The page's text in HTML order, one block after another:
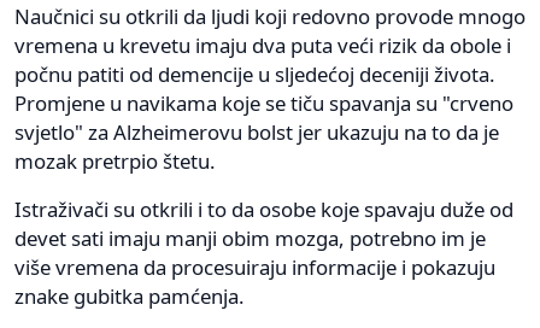
Naučnici su otkrili da ljudi koji redovno provode mnogo
vremena u krevetu imaju dva puta veći rizik da obole i
počnu patiti od demencije u sljedećoj deceniji života.
Promjene u navikama koje se tiču spavanja su "crveno
svjetlo" za Alzheimerovu bolst jer ukazuju na to da je
mozak pretrpio štetu.
Istraživači su otkrili i to da osobe koje spavaju duže od
devet sati imaju manji obim mozga, potrebno im je
više vremena da procesuiraju informacije i pokazuju
znake gubitka pamćenja.